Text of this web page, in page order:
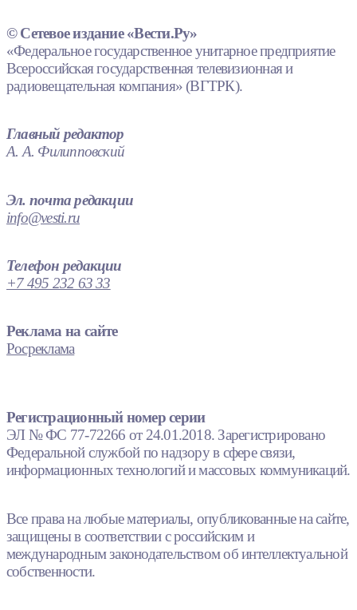
© Сетевое издание «Вести.Ру»
«Федеральное государственное унитарное предприятие
Всероссийская государственная телевизионная и
радиовещательная компания» (ВГТРК).
Главный редактор
А. А. Филипповский
Эл. почта редакции
info@vesti.ru
Телефон редакции
+7 495 232 63 33
Реклама на сайте
Росреклама
Регистрационный номер серии
ЭЛ № ФС 77-72266 от 24.01.2018. Зарегистрировано
Федеральной службой по надзору в сфере связи,
информационных технологий и массовых коммуникаций.
Все права на любые материалы, опубликованные на сайте,
защищены в соответствии с российским и
международным законодательством об интеллектуальной
собственности.